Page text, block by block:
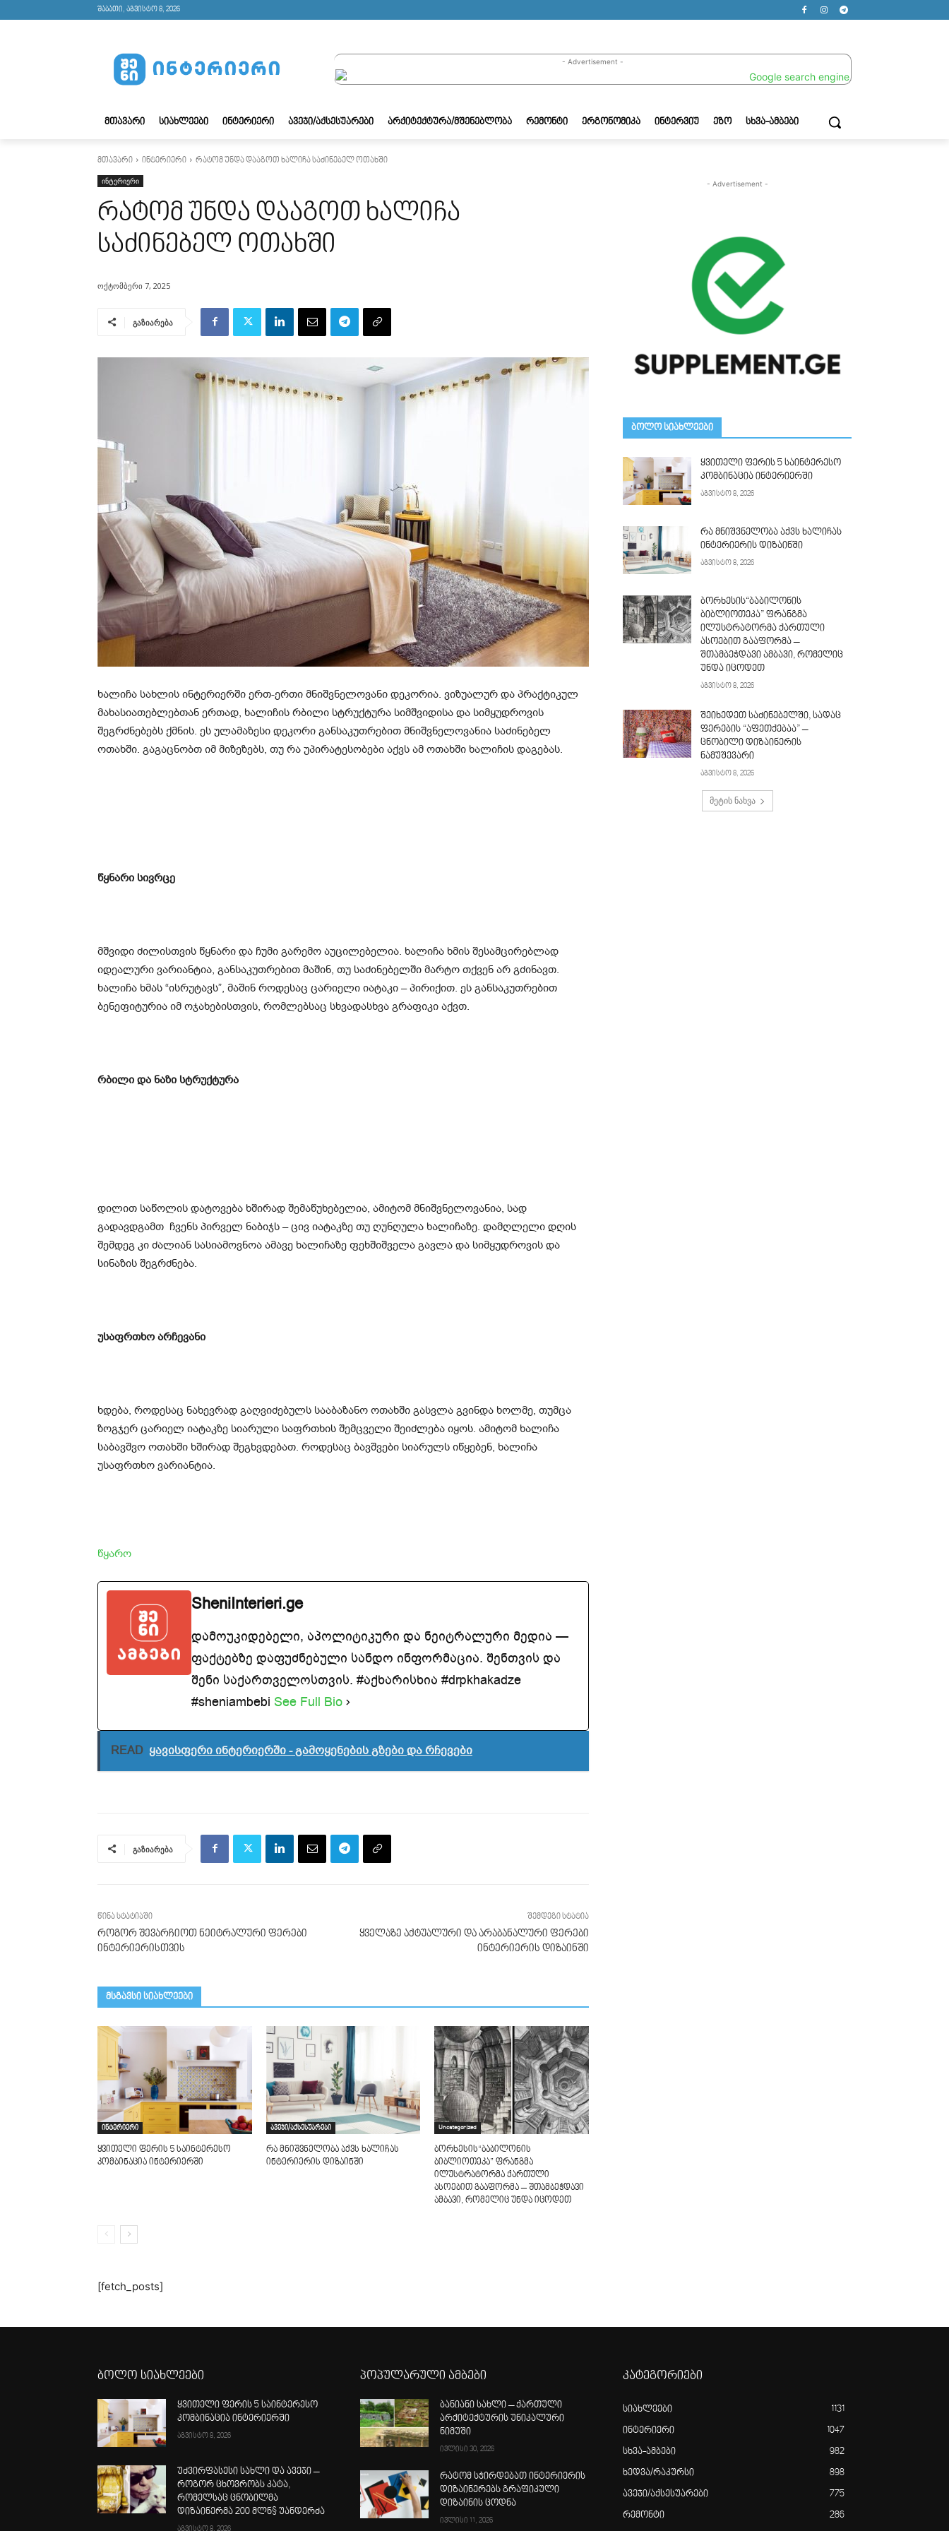
შაბათი, აგვისტო 8, 2026
- Advertisement -
ᲛᲗᲐᲕᲐᲠᲘ ᲡᲘᲐᲮᲚᲔᲔᲑᲘ ᲘᲜᲢᲔᲠᲘᲔᲠᲘ ᲐᲕᲔᲯᲘ/ᲐᲥᲡᲔᲡᲣᲐᲠᲔᲑᲘ ᲐᲠᲥᲘᲢᲔᲥᲢᲣᲠᲐ/ᲛᲨᲔᲜᲔᲑᲚᲝᲑᲐ ᲠᲔᲛᲝᲜᲢᲘ ᲔᲠᲒᲝᲜᲝᲛᲘᲙᲐ ᲘᲜᲢᲔᲠᲕᲘᲣ ᲔᲖᲝ ᲡᲮᲕᲐ-ᲐᲛᲑᲔᲑᲘ
მთავარი ინტერიერი რატომ უნდა დააგოთ ხალიჩა საძინებელ ოთახში
ინტერიერი
რატომ უნდა დააგოთ ხალიჩა
საძინებელ ოთახში
ოქტომბერი 7, 2025
გაზიარება
ხალიჩა სახლის ინტერიერში ერთ-ერთი მნიშვნელოვანი დეკორია. ვიზუალურ და პრაქტიკულ
მახასიათებლებთან ერთად, ხალიჩის რბილი სტრუქტურა სიმშვიდისა და სიმყუდროვის
შეგრძნებებს ქმნის. ეს ულამაზესი დეკორი განსაკუთრებით მნიშვნელოვანია საძინებელ
ოთახში. გაგაცნობთ იმ მიზეზებს, თუ რა უპირატესობები აქვს ამ ოთახში ხალიჩის დაგებას.
წყნარი სივრცე
მშვიდი ძილისთვის წყნარი და ჩუმი გარემო აუცილებელია. ხალიჩა ხმის შესამცირებლად
იდეალური ვარიანტია, განსაკუთრებით მაშინ, თუ საძინებელში მარტო თქვენ არ გძინავთ.
ხალიჩა ხმას “ისრუტავს”, მაშინ როდესაც ცარიელი იატაკი – პირიქით. ეს განსაკუთრებით
ბენეფიტურია იმ ოჯახებისთვის, რომლებსაც სხვადასხვა გრაფიკი აქვთ.
რბილი და ნაზი სტრუქტურა
დილით საწოლის დატოვება ხშირად შემაწუხებელია, ამიტომ მნიშვნელოვანია, სად
გადავდგამთ ჩვენს პირველ ნაბიჯს – ცივ იატაკზე თუ ღუნღულა ხალიჩაზე. დამღლელი დღის
შემდეგ კი ძალიან სასიამოვნოა ამავე ხალიჩაზე ფეხშიშველა გავლა და სიმყუდროვის და
სინაზის შეგრძნება.
უსაფრთხო არჩევანი
ხდება, როდესაც ნახევრად გაღვიძებულს სააბაზანო ოთახში გასვლა გვინდა ხოლმე, თუმცა
ზოგჯერ ცარიელ იატაკზე სიარული საფრთხის შემცველი შეიძლება იყოს. ამიტომ ხალიჩა
საბავშვო ოთახში ხშირად შეგხვდებათ. როდესაც ბავშვები სიარულს იწყებენ, ხალიჩა
უსაფრთხო ვარიანტია.
წყარო
SheniInterieri.ge
დამოუკიდებელი, აპოლიტიკური და ნეიტრალური მედია —
ფაქტებზე დაფუძნებული სანდო ინფორმაცია. შენთვის და
შენი საქართველოსთვის. #აქხარისხია #drpkhakadze
#sheniambebi See Full Bio
READ ყავისფერი ინტერიერში - გამოყენების გზები და რჩევები
გაზიარება
წინა სტატიაში
როგორ შევარჩიოთ ნეიტრალური ფერები
ინტერიერისთვის
შემდეგი სტატია
ყველაზე აქტუალური და არაბანალური ფერები
ინტერიერის დიზაინში
მსგავსი სიახლეები
ინტერიერი
ყვითელი ფერის 5 საინტერესო
კომბინაცია ინტერიერში
ავეჯი/აქსესუარები
რა მნიშვნელობა აქვს ხალიჩას
ინტერიერის დიზაინში
Uncategorized
ბორხესის“ბაბილონის
ბიბლიოთეკა” ფრანგმა
ილუსტრატორმა ქართული
ასოებით გააფორმა – შთამბეჭდავი
ამბავი, რომელიც უნდა იცოდეთ
[fetch_posts]
- Advertisement -
ᲑᲝᲚᲝ ᲡᲘᲐᲮᲚᲔᲔᲑᲘ
ყვითელი ფერის 5 საინტერესო
კომბინაცია ინტერიერში
აგვისტო 8, 2026
რა მნიშვნელობა აქვს ხალიჩას
ინტერიერის დიზაინში
აგვისტო 8, 2026
ბორხესის“ბაბილონის
ბიბლიოთეკა” ფრანგმა
ილუსტრატორმა ქართული
ასოებით გააფორმა –
შთამბეჭდავი ამბავი, რომელიც
უნდა იცოდეთ
აგვისტო 8, 2026
შეიხედეთ საძინებელში, სადაც
ფერების “აფეთქებაა” –
ცნობილი დიზაინერის
ნამუშევარი
აგვისტო 8, 2026
მეტის ნახვა
ბოლო სიახლეები
ყვითელი ფერის 5 საინტერესო
კომბინაცია ინტერიერში
აგვისტო 8, 2026
უძვირფასესი სახლი და ავეჯი –
როგორ ცხოვრობს კატა,
რომელსაც ცნობილმა
დიზაინერმა 200 მლნ$ უანდერძა
აგვისტო 8, 2026
პოპულარული ამბები
ბანიანი სახლი – ქართული
არქიტექტურის უნიკალური
ნიმუში
ივლისი 30, 2026
რატომ სჭირდებათ ინტერიერის
დიზაინერებს გრაფიკული
დიზაინის ცოდნა
ივლისი 11, 2026
კატეგორიები
სიახლეები 1131
ინტერიერი 1047
სხვა-ამბები 982
ხედვა/რაკურსი 898
ავეჯი/აქსესუარები 775
რემონტი 286